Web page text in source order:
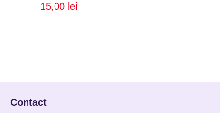
15,00 lei
Contact